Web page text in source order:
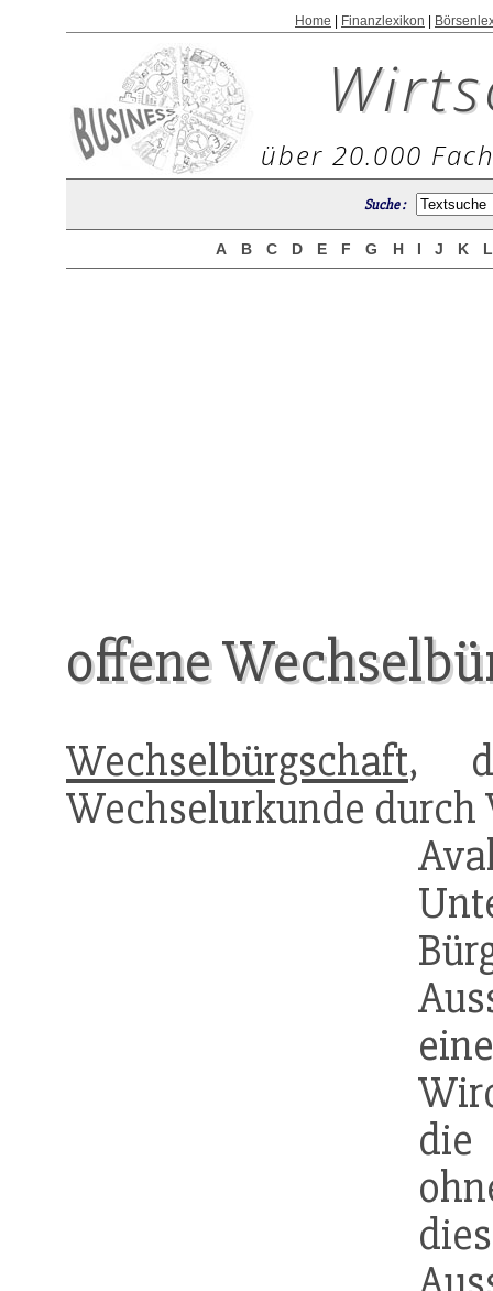
Home Finanzlexikon
über 20.000
Suche :
A B C D E F G H I J K
offene
Wechselbürgschaft,
Wechselurkunde durch